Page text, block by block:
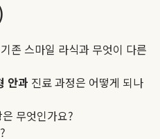
존 스마일 라식과 무엇이 다른
안과 진료 과정은 어떻게 되나
무엇인가요?